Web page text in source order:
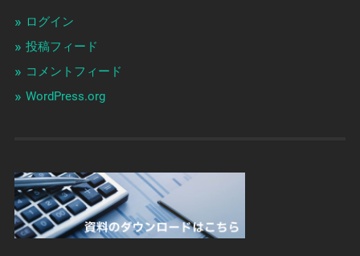
ログイン
投稿フィード
コメントフィード
WordPress.org